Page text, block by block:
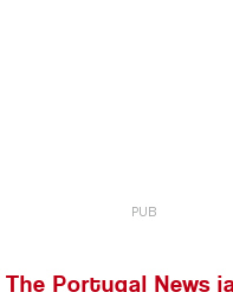
Portugal News